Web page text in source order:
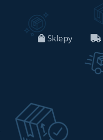
Sklepy